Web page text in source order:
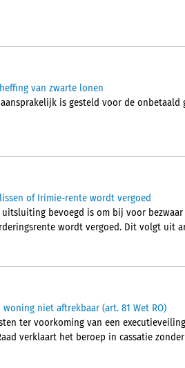
van zwarte lonen
is gesteld voor de
of Irimie-rente wordt vergoed
bevoegd is om bij voor
wordt vergoed. Dit volgt uit
niet aftrekbaar (art. 81 Wet RO)
ter voorkoming van een
verklaart het beroep in cassatie